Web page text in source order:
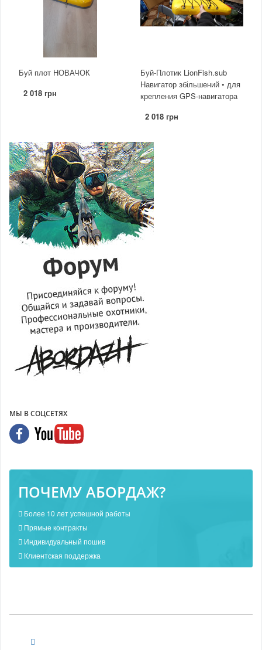
Буй плот НОВАЧОК
2 018 грн
Буй-Плотик LionFish.sub
Навигатор збільшений • для
крепления GPS-навигатора
2 018 грн
МЫ В СОЦСЕТЯХ
ПОЧЕМУ АБОРДАЖ?
Более 10 лет успешной работы
Прямые контракты
Индивидуальный пошив
Клиентская поддержка